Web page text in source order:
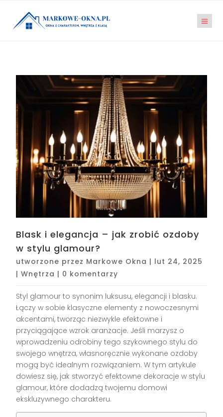
Blask i elegancja – jak zrobić ozdoby
w stylu glamour?
utworzone przez Markowe Okna | lut 24, 2025
|Wnętrza | 0 komentarzy
Styl glamour to synonim luksusu, elegancji i blasku.
Łączy w sobie klasyczne elementy z nowoczesnymi
akcentami, tworząc niezwykle efektowne i
przyciągające wzrok aranżacje. Jeśli marzysz o
wprowadzeniu odrobiny tego szykownego stylu do
swojego wnętrza, własnoręcznie wykonane ozdoby
mogą być idealnym rozwiązaniem. W tym artykule
dowiesz się, jak stworzyć efektowne dekoracje w stylu
glamour, które dodadzą twojemu domowi
ekskluzywnego charakteru.